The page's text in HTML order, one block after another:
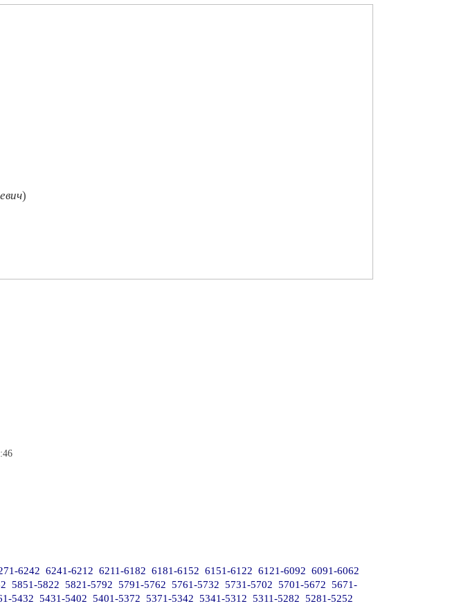
)
6242 6241-6212 6211-6182 6181-6152 6151-6122 6121-6092 6091-6062
5851-5822 5821-5792 5791-5762 5761-5732 5731-5702 5701-5672 5671-
5432 5431-5402 5401-5372 5371-5342 5341-5312 5311-5282 5281-5252